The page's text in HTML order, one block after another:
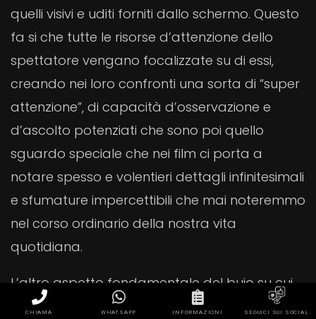
quelli visivi e uditi forniti dallo schermo. Questo
fa si che tutte le risorse d’attenzione dello
spettatore vengano focalizzate su di essi,
creando nei loro confronti una sorta di “super
attenzione”, di capacità d’osservazione e
d’ascolto potenziati che sono poi quello
sguardo speciale che nei film ci porta a
notare spesso e volentieri dettagli infinitesimali
e sfumature impercettibili che mai noteremmo
nel corso ordinario della nostra vita
quotidiana.
L’altro aspetto fondamentale del buio su cui
molti autori insistono è che quando protratto